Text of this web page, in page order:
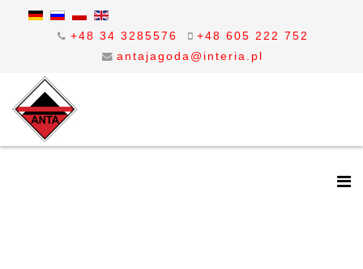
+48 34 3285576
+48 605 222 752
antajagoda@interia.pl